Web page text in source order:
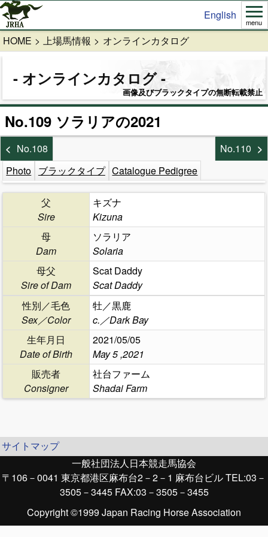
English
menu
HOME 上場馬情報 オンラインカタログ
オンラインカタログ
画像及びブラックタイプの無断転載禁止
No.109 ソラリアの2021
No.108
No.110
Photo ブラックタイプ Catalogue Pedigree
父
Sire
キズナ
Kizuna
母
Dam
ソラリア
Solaria
母父
Sire of Dam
Scat Daddy
Scat Daddy
性別／毛色
Sex／Color
牡／黒鹿
c.／Dark Bay
生年月日
Date of Birth
2021/05/05
May 5 ,2021
販売者
Consigner
社台ファーム
Shadai Farm
サイトマップ
一般社団法人日本競走馬協会
〒106－0041 東京都港区麻布台2－2－1 麻布台ビル TEL:03－
3505－3445 FAX:03－3505－3455
Copyright ©1999 Japan Racing Horse Association